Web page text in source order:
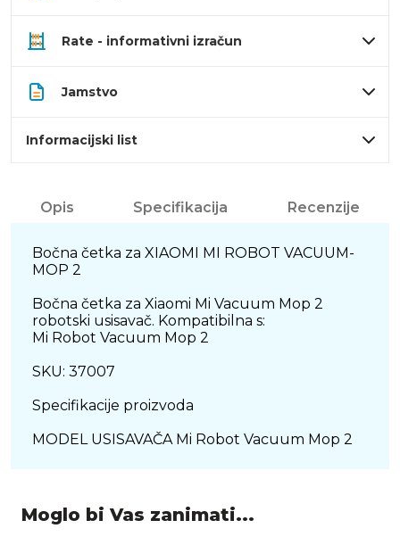
Rate - informativni izračun
Jamstvo
Informacijski list
Opis Specifikacija Recenzije
Bočna četka za XIAOMI MI ROBOT VACUUM-
MOP 2
Bočna četka za Xiaomi Mi Vacuum Mop 2
robotski usisavač. Kompatibilna s:
Mi Robot Vacuum Mop 2
SKU: 37007
Specifikacije proizvoda
MODEL USISAVAČA Mi Robot Vacuum Mop 2
Moglo bi Vas zanimati...